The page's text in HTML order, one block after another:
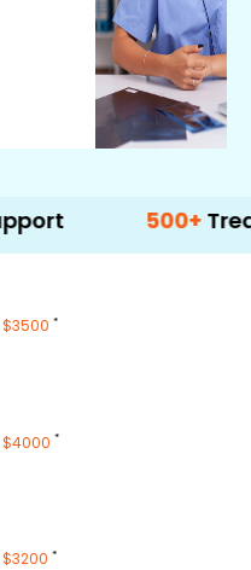
500+ Treatment
$3500 *
$4000 *
$3200 *